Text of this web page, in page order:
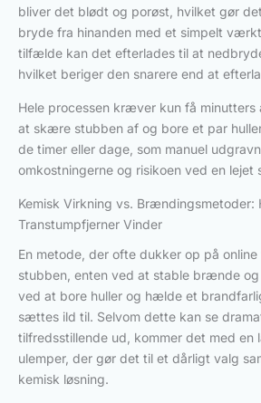
bliver det blødt og porøst, hvilket gør
bryde fra hinanden med et simpelt
tilfælde kan det efterlades til at
hvilket beriger den snarere end at
Hele processen kræver kun få minutters
at skære stubben af og bore et par
de timer eller dage, som manuel
omkostningerne og risikoen ved en lejet
Kemisk Virkning vs. Brændingsmetoder:
Transtumpfjerner Vinder
En metode, der ofte dukker op på
stubben, enten ved at stable brænde
ved at bore huller og hælde et
sættes ild til. Selvom dette kan se
tilfredsstillende ud, kommer det med
ulemper, der gør det til et dårligt valg
kemisk løsning.